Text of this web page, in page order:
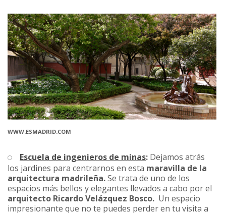
WWW.ESMADRID.COM
Escuela de ingenieros de minas: Dejamos atrás
los jardines para centrarnos en esta maravilla de la
arquitectura madrileña.Se trata de uno de los
espacios más bellos y elegantes llevados a cabo por el
arquitecto Ricardo Velázquez Bosco. Un espacio
impresionante que no te puedes perder en tu visita a